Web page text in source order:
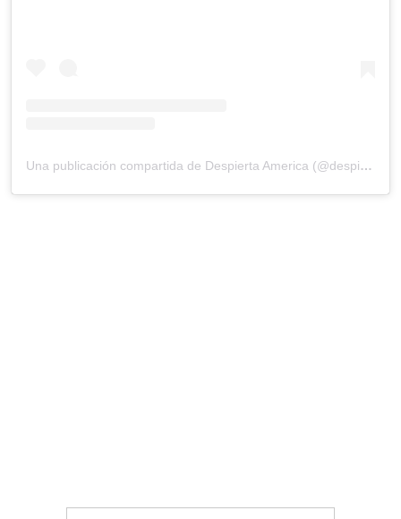
Una publicación compartida de Despierta America (@despiertamerica)